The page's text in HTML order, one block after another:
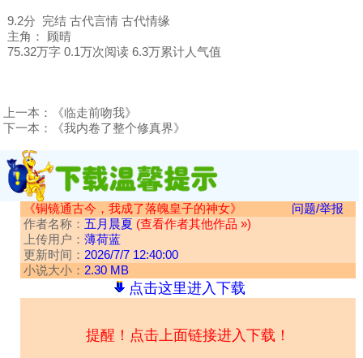
9.2分 完结 古代言情 古代情缘
主角： 顾晴
75.32万字 0.1万次阅读 6.3万累计人气值
上一本：
《临走前吻我》
下一本：
《我内卷了整个修真界》
《铜镜通古今，我成了落魄皇子的神女》
问题/举报
作者名称： 五月晨夏 (查看作者其他作品 »)
上传用户： 薄荷蓝
更新时间： 2026/7/7 12:40:00
小说大小： 2.30 MB
点击这里进入下载
提醒！点击上面链接进入下载！